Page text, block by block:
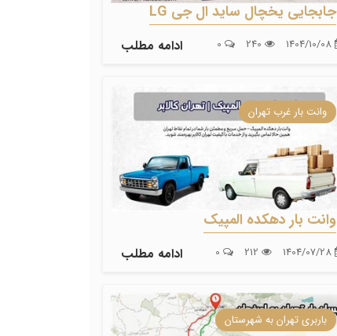
جابجایی یخچال ساید ال جی LG
ادامه مطلب
وانت بار غرب تهران
وانت بار دهکده المپیک
ادامه مطلب
باربری تهران به شهرستان